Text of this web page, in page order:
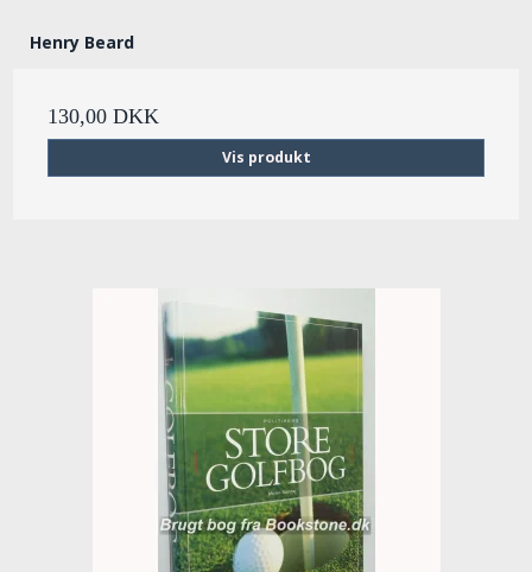
Henry Beard
130,00 DKK
Vis produkt